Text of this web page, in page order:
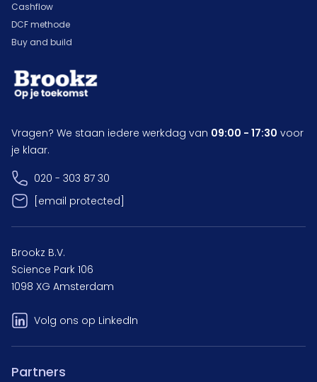
Cashflow
DCF methode
Buy and build
Vragen? We staan iedere werkdag van 09:00 - 17:30 voor
je klaar.
020 - 303 87 30
[email protected]
Brookz B.V.
Science Park 106
1098 XG Amsterdam
Volg ons op LinkedIn
Partners